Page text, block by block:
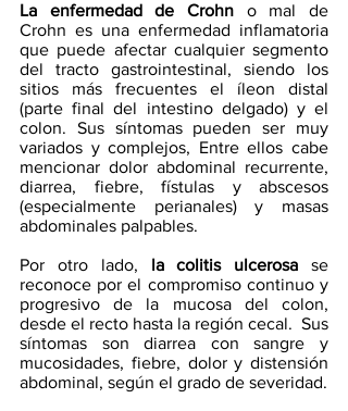
La enfermedad de Crohn o mal de
Crohn es una enfermedad inflamatoria
que puede afectar cualquier segmento
del tracto gastrointestinal, siendo los
sitios más frecuentes el íleon distal
(parte final del intestino delgado) y el
colon. Sus síntomas pueden ser muy
variados y complejos, Entre ellos cabe
mencionar dolor abdominal recurrente,
diarrea, fiebre, fístulas y abscesos
(especialmente perianales) y masas
abdominales palpables.
Por otro lado, la colitis ulcerosa se
reconoce por el compromiso continuo y
progresivo de la mucosa del colon,
desde el recto hasta la región cecal.  Sus
síntomas son diarrea con sangre y
mucosidades, fiebre, dolor y distensión
abdominal, según el grado de severidad.